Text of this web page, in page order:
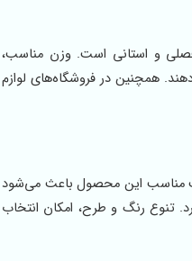
و استانی است. وزن مناسب،
همچنین در فروشگاه‌های لوازم
مناسب این محصول باعث می‌شود
تنوع رنگ و طرح، امکان انتخاب